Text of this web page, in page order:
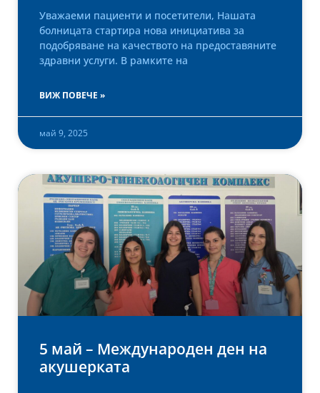
Уважаеми пациенти и посетители, Нашата
болницата стартира нова инициатива за
подобряване на качеството на предоставяните
здравни услуги. В рамките на
ВИЖ ПОВЕЧЕ »
май 9, 2025
5 май – Международен ден на
акушерката